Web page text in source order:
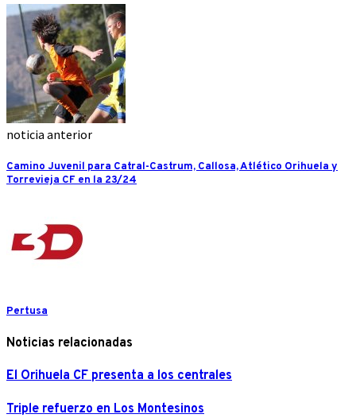
noticia anterior
Camino Juvenil para Catral-Castrum, Callosa, Atlético Orihuela y
Torrevieja CF en la 23/24
Pertusa
Noticias relacionadas
El Orihuela CF presenta a los centrales
Triple refuerzo en Los Montesinos